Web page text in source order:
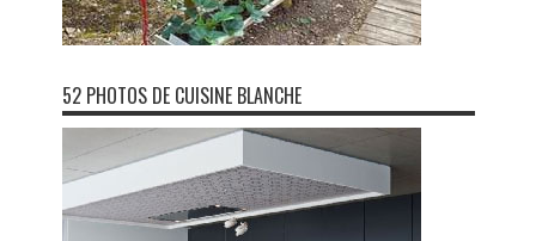
52 PHOTOS DE CUISINE BLANCHE